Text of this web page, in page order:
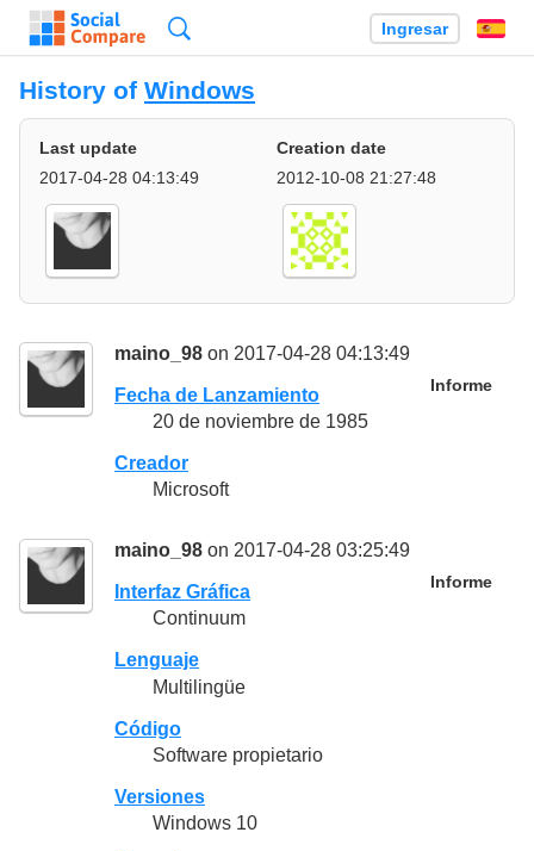
Ingresar
History of Windows
Last update
2017-04-28 04:13:49
Creation date
2012-10-08 21:27:48
maino_98 on 2017-04-28 04:13:49
Informe
Fecha de Lanzamiento
20 de noviembre de 1985
Creador
Microsoft
maino_98 on 2017-04-28 03:25:49
Informe
Interfaz Gráfica
Continuum
Lenguaje
Multilingüe
Código
Software propietario
Versiones
Windows 10